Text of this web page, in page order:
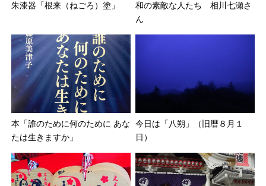
朱漆器「根来（ねごろ）塗」
和の素敵な人たち 相川七瀬さ
ん
本「誰のために何のために あな
たは生きますか」
今日は「八朔」（旧暦８月１
日）